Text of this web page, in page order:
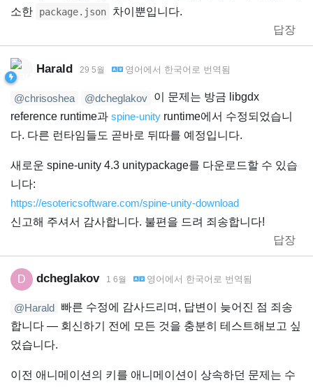
소한
package.json
차이뿐입니다.
답장
Harald 29 5월 영어 에서 한국어 로 번역됨
@chrisoshea @dcheglakov 이 문제는 방금 libgdx
reference runtime과 spine-unity runtime에서 수정되었습니
다. 다른 런타임들도 곧바로 뒤따를 예정입니다.
새로운 spine-unity 4.3 unitypackage를 다운로드할 수 있습
니다:
https://esotericsoftware.com/spine-unity-download
신고해 주셔서 감사합니다. 불편을 드려 죄송합니다!
답장
D dcheglakov 1 6월 영어 에서 한국어 로 번역됨
@Harald 빠른 수정에 감사드리며, 답변이 늦어진 점 죄송
합니다 — 회신하기 전에 모든 것을 충분히 테스트해보고 싶
었습니다.
이전 애니메이션의 키를 애니메이션이 상속하던 문제는 수